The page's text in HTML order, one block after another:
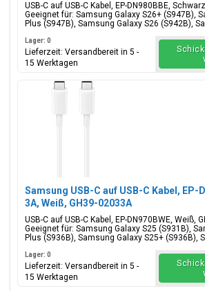
USB-C auf USB-C Kabel, EP-DN980BBE,
Geeignet für: Samsung Galaxy S26+ (S947B),
Plus (S947B), Samsung Galaxy S26 (S942B),
Lager: 0
Lieferzeit: Versandbereit in 5 -
15 Werktagen
Samsung USB-C auf USB-C Kabel, EP-
3A, Weiß, GH39-02033A
USB-C auf USB-C Kabel, EP-DN970BWE, Weiß,
Geeignet für: Samsung Galaxy S25 (S931B),
Plus (S936B), Samsung Galaxy S25+ (S936B),
Lager: 0
Lieferzeit: Versandbereit in 5 -
15 Werktagen